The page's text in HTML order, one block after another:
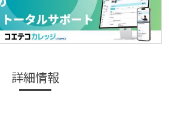
詳細情報